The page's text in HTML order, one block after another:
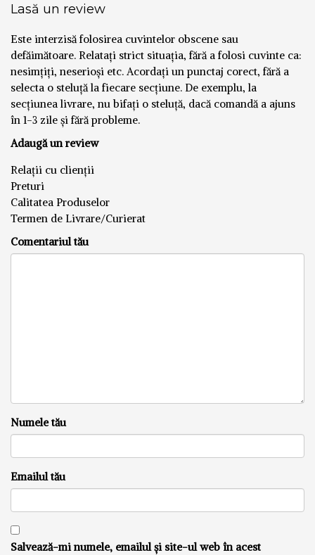
Lasă un review
Este interzisă folosirea cuvintelor obscene sau
defăimătoare. Relatați strict situația, fără a folosi cuvinte ca:
nesimțiți, neserioși etc. Acordați un punctaj corect, fără a
selecta o steluță la fiecare secțiune. De exemplu, la
secțiunea livrare, nu bifați o steluță, dacă comandă a ajuns
în 1-3 zile și fără probleme.
Adaugă un review
Relații cu clienții
Preturi
Calitatea Produselor
Termen de Livrare/Curierat
Comentariul tău
Numele tău
Emailul tău
Salvează-mi numele, emailul și site-ul web în acest